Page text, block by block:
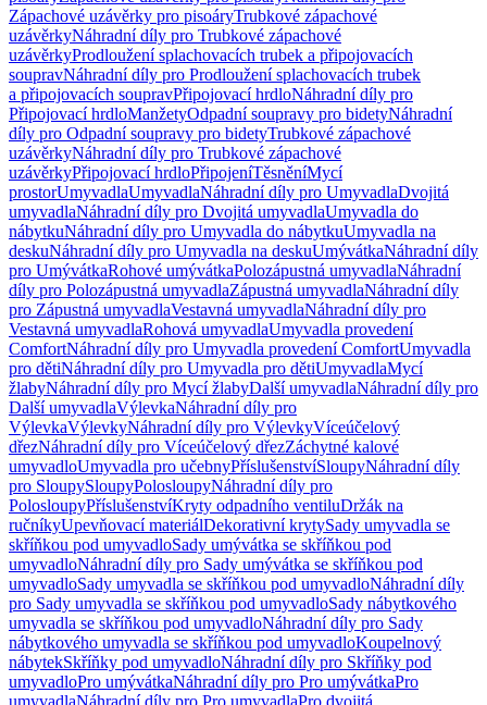
Zápachové uzávěrky pro pisoáryTrubkové zápachové
uzávěrkyNáhradní díly pro Trubkové zápachové
uzávěrkyProdloužení splachovacích trubek a připojovacích
soupravNáhradní díly pro Prodloužení splachovacích trubek
a připojovacích soupravPřipojovací hrdloNáhradní díly pro
Připojovací hrdloManžetyOdpadní soupravy pro bidetyNáhradní
díly pro Odpadní soupravy pro bidetyTrubkové zápachové
uzávěrkyNáhradní díly pro Trubkové zápachové
uzávěrkyPřipojovací hrdloPřipojeníTěsněníMycí
prostorUmyvadlaUmyvadlaNáhradní díly pro UmyvadlaDvojitá
umyvadlaNáhradní díly pro Dvojitá umyvadlaUmyvadla do
nábytkuNáhradní díly pro Umyvadla do nábytkuUmyvadla na
deskuNáhradní díly pro Umyvadla na deskuUmývátkaNáhradní díly
pro UmývátkaRohové umývátkaPolozápustná umyvadlaNáhradní
díly pro Polozápustná umyvadlaZápustná umyvadlaNáhradní díly
pro Zápustná umyvadlaVestavná umyvadlaNáhradní díly pro
Vestavná umyvadlaRohová umyvadlaUmyvadla provedení
ComfortNáhradní díly pro Umyvadla provedení ComfortUmyvadla
pro dětiNáhradní díly pro Umyvadla pro dětiUmyvadlaMycí
žlabyNáhradní díly pro Mycí žlabyDalší umyvadlaNáhradní díly pro
Další umyvadlaVýlevkaNáhradní díly pro
VýlevkaVýlevkyNáhradní díly pro VýlevkyVíceúčelový
dřezNáhradní díly pro Víceúčelový dřezZáchytné kalové
umyvadloUmyvadla pro učebnyPříslušenstvíSloupyNáhradní díly
pro SloupySloupyPolosloupyNáhradní díly pro
PolosloupyPříslušenstvíKryty odpadního ventiluDržák na
ručníkyUpevňovací materiálDekorativní krytySady umyvadla se
skříňkou pod umyvadloSady umývátka se skříňkou pod
umyvadloNáhradní díly pro Sady umývátka se skříňkou pod
umyvadloSady umyvadla se skříňkou pod umyvadloNáhradní díly
pro Sady umyvadla se skříňkou pod umyvadloSady nábytkového
umyvadla se skříňkou pod umyvadloNáhradní díly pro Sady
nábytkového umyvadla se skříňkou pod umyvadloKoupelnový
nábytekSkříňky pod umyvadloNáhradní díly pro Skříňky pod
umyvadloPro umývátkaNáhradní díly pro Pro umývátkaPro
umyvadlaNáhradní díly pro Pro umyvadlaPro dvojitá